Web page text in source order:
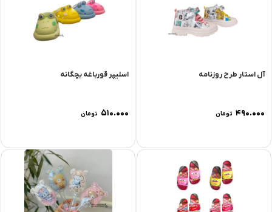
آل استار طرح روزنامه
۴۹۰.۰۰۰ تومان
اسلیپر قورباغه بچگانه
۵۱۰.۰۰۰ تومان